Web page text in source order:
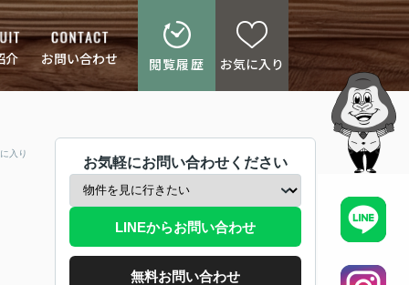
介 お問い合わせ 閲覧履歴 お気に入り
入り
お気軽にお問い合わせください
LINEからお問い合わせ
無料お問い合わせ